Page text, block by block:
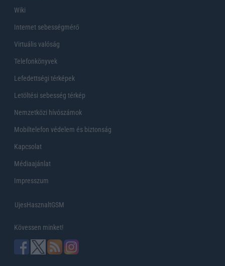
Wiki
Internet sebességmérő
Virtuális valóság
Telefonkönyvek
Lefedettségi térképek
Letöltési sebesség térkép
Nemzetközi hívószámok
Mobiltelefon védelem és biztonság
Kapcsolat
Médiaajánlat
Impresszum
UjesHasznaltGSM
Kövessen minket!